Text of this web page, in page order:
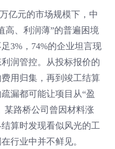
亿元的市场规模下，中
高、利润薄”的普遍困境
3%，74%的企业坦言现
润管控。从投标报价的
用归集，再到竣工结算
漏都可能让项目从“盈
某路桥公司曾因材料涨
算时发现看似风光的工
行业中并不鲜见。